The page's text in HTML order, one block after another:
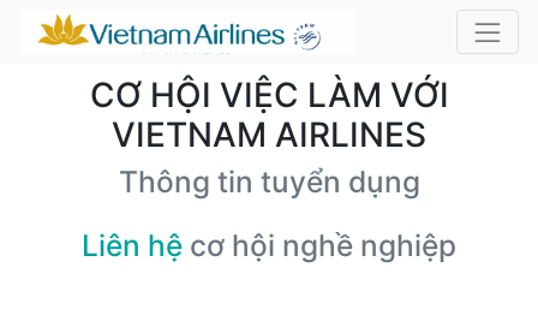
CƠ HỘI VIỆC LÀM VỚI
VIETNAM AIRLINES
Thông tin tuyển dụng
Liên hệ cơ hội nghề nghiệp